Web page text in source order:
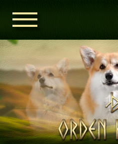
ОРДЕН КЕЛЬТІВ
НОВИНИ
ДИТЯЧА КІМНАТА
КОНТАКТИ
НАШІ КОРГІ